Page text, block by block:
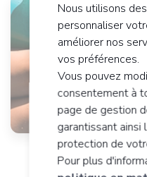
Non aux
En
Nous utilisons
personnaliser
améliorer nos
vos préférences.
Vous pouvez
consentement à
page de gestion
garantissant
protection de
Pour plus